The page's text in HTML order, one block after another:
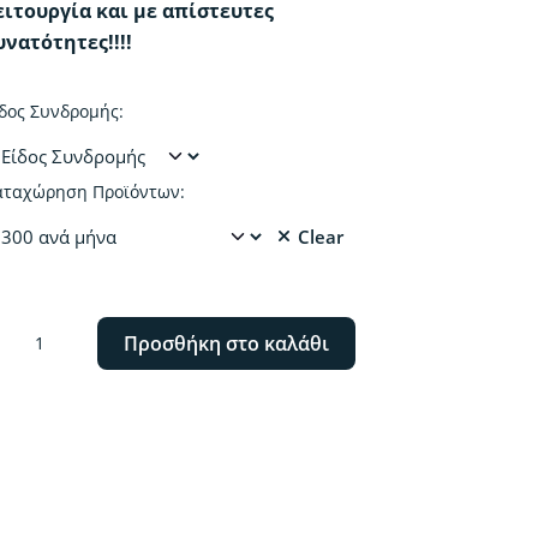
και με απίστευτες
Συνδρομής:
Προϊόντων:
Clear
Προσθήκη στο καλάθι